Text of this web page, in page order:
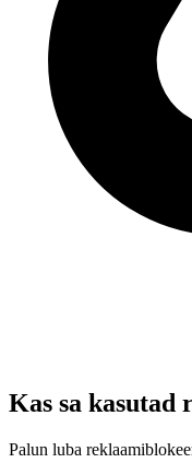
Kas sa kasutad
Palun luba